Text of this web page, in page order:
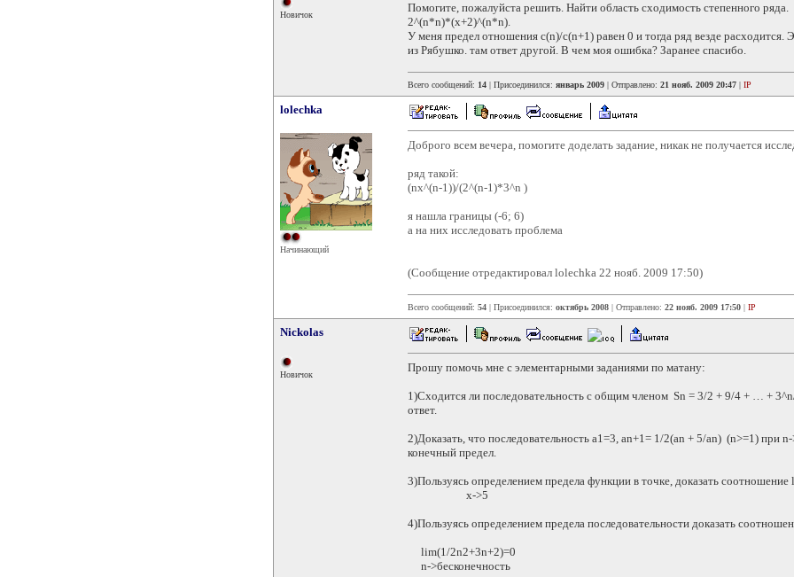
Новичок
Помогите, пожалуйста решить. Найти область сходимость степенного ряда.
2^(n*n)*(x+2)^(n*n).
У меня предел отношения c(n)/c(n+1) равен 0 и тогда ряд везде расходится.
из Рябушко. там ответ другой. В чем моя ошибка? Заранее спасибо.
Всего сообщений: 14 | Присоединился: январь 2009 | Отправлено: 21 нояб. 2009 20:47 | IP
lolechka
Начинающий
Доброго всем вечера, помогите доделать задание, никак не получается
ряд такой:
(nx^(n-1))/(2^(n-1)*3^n )
я нашла границы (-6; 6)
а на них исследовать проблема
(Сообщение отредактировал lolechka 22 нояб. 2009 17:50)
Всего сообщений: 54 | Присоединился: октябрь 2008 | Отправлено: 22 нояб. 2009 17:50 | IP
Nickolas
Новичок
Прошу помочь мне с элементарными заданиями по матану:
1)Сходится ли последовательность с общим членом Sn = 3/2 + 9/4 + … +
ответ.
2)Доказать, что последовательность a1=3, an+1= 1/2(an + 5/an) (n>=1) при
конечный предел.
3)Пользуясь определением предела функции в точке, доказать
x->5
4)Пользуясь определением предела последовательности доказать
lim(1/2n2+3n+2)=0
n->бесконечность